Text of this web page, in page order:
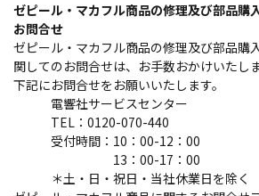
ゼピール・マカフル商品の修理及び部品購
お問合せ
ゼピール・マカフル商品の修理及び部品購
関してのお問合せは、お手数おかけいたし
下記にお問合せをお願いいたします。
電響社サービスセンター
TEL：0120-070-440
受付時間：10：00-12：00
13：00-17：00
＊土・日・祝日・当社休業日を除く